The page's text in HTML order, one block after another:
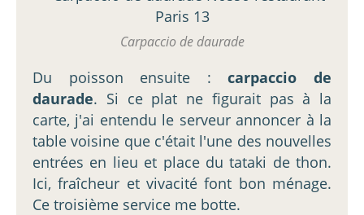
Carpaccio de daurade
Du poisson ensuite :carpaccio de
daurade. Si ce plat ne figurait pas à la
carte, j'ai entendu le serveur annoncer à la
table voisine que c'était l'une des nouvelles
entrées en lieu et place du tataki de thon.
Ici, fraîcheur et vivacité font bon ménage.
Ce troisième service me botte.